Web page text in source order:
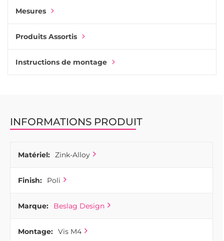
Mesures
Produits Assortis
Instructions de montage
INFORMATIONS PRODUIT
Matériel: Zink-Alloy
Finish: Poli
Marque: Beslag Design
Montage: Vis M4